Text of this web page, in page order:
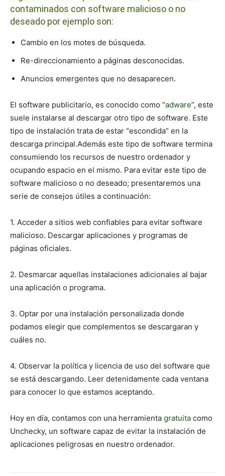
contaminados con software malicioso o no
deseado por ejemplo son:
Cambio en los motes de búsqueda.
Re-direccionamiento a páginas desconocidas.
Anuncios emergentes que no desaparecen.
El software publicitario, es conocido como “adware”, este
suele instalarse al descargar otro tipo de software. Este
tipo de instalación trata de estar “escondida” en la
descarga principal.Además este tipo de software termina
consumiendo los recursos de nuestro ordenador y
ocupando espacio en el mismo. Para evitar este tipo de
software malicioso o no deseado; presentaremos una
serie de consejos útiles a continuación:
1. Acceder a sitios web confiables para evitar software
malicioso. Descargar aplicaciones y programas de
páginas oficiales.
2. Desmarcar aquellas instalaciones adicionales al bajar
una aplicación o programa.
3. Optar por una instalación personalizada donde
podamos elegir que complementos se descargaran y
cuáles no.
4. Observar la política y licencia de uso del software que
se está descargando. Leer detenidamente cada ventana
para conocer lo que estamos aceptando.
Hoy en día, contamos con una herramienta gratuita como
Unchecky, un software capaz de evitar la instalación de
aplicaciones peligrosas en nuestro ordenador.